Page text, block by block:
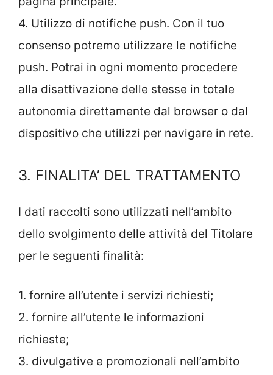
4. Utilizzo di notifiche push. Con il tuo
consenso potremo utilizzare le notifiche
push. Potrai in ogni momento procedere
alla disattivazione delle stesse in totale
autonomia direttamente dal browser o dal
dispositivo che utilizzi per navigare in rete.
3. FINALITA’ DEL TRATTAMENTO
I dati raccolti sono utilizzati nell’ambito
dello svolgimento delle attività del Titolare
per le seguenti finalità:
1. fornire all’utente i servizi richiesti;
2. fornire all’utente le informazioni
richieste;
3. divulgative e promozionali nell’ambito